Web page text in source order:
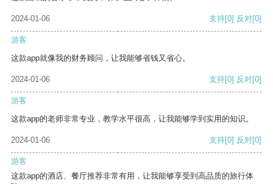
2024-01-06 支持[0] 反对[0]
游客
这款app就像我的财务顾问，让我能够省钱又省心。
2024-01-06 支持[0] 反对[0]
游客
这款app的老师非常专业，教学水平很高，让我能够学到实用的知识。
2024-01-06 支持[0] 反对[0]
游客
这款app的酒店、餐厅推荐非常有用，让我能够享受到高品质的旅行体